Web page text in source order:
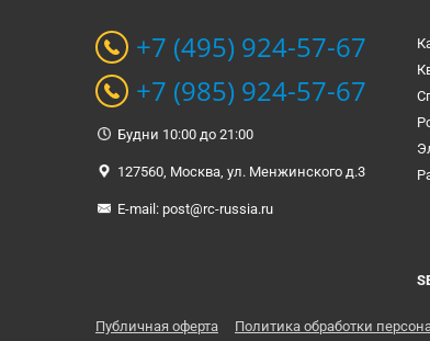
+7 (495) 924-57-67
+7 (985) 924-57-67
Будни 10:00 до 21:00
127560, Москва, ул. Менжинского д.3
E-mail: post@rc-russia.ru
Публичная оферта Политика обработки